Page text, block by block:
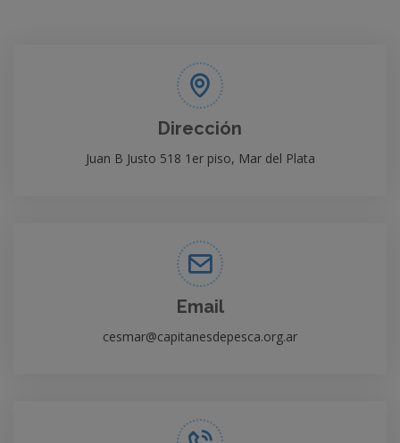
Dirección
Juan B Justo 518 1er piso, Mar del Plata
Email
cesmar@capitanesdepesca.org.ar